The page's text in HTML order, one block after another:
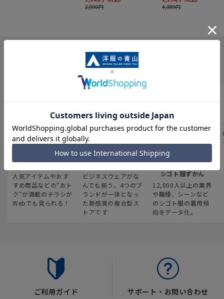
INFORMATION
最新のお買い得情報
人気アイテムやおす
すめ商品などの“おト
ク“が満載のチラシが
Webでも見られる！
スーツスクエア
ビジネスウェアがな
んでも揃う、4つのブ
ランドが一体となっ
た新感覚の複合型ス
トアです
みんなの
シゴト服ずかん
12,000人以上の業界
や職種、シーンなど
のシゴト服の着用傾
向をデータ化。
ご利用ガイド サポート・お問い合わせ